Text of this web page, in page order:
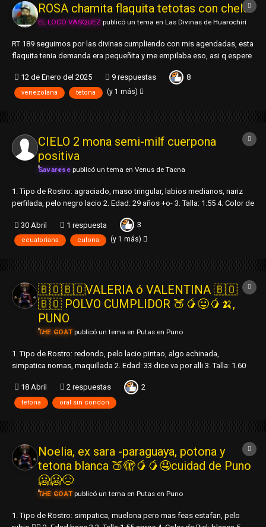
ROSA chamita flaquita tetotas con chele
EL LOCO VASQUEZ publicó un tema en Las Divinas de Huarochirí
RT 189 seguimos por las divinas cumpliendo con mis agendadas, esta
flaquita tenia demanda era pequeñita y me empilaba eso, asi q espere
ningun RT será q hay hermanos por aqui q tamb se guarda data bueno
empeezemos 1. Descripci...
12 de Enero del 2025 9 respuestas 8
venezolana tetona (y 1 más)
CIELO 2 mona semi-milf cuerpona
positiva
Savaresepublicó un tema en Venus de Tacna
1. Tipo de Rostro: agraciado, maso tringular, labios medianos, nariz
perfilada, pelo negro lacio 2. Edad: 29 años +o- 3. Talla: 1.55 4. Color de
maso con lipo / nop / talla m-g 6. Caderas / Culo / P...
30 Abril 1 respuesta 3
ecuatoriana culona (y 1 más)
🇧🇴🇧🇴VALERIA ó VALENTINA 🇧🇴
🇧🇴 POLVO CUMPLIDOR 🍑🥭😛🥭🍌,
PUNO
THE GOATpublicó un tema en Putas en Puno
1. Tipo de Rostro: redondo, pelo lacio pintao, algo achinada,
simpatica nomas, maquillada 2. Edad: 33 dice va por alli 3. Talla: 1.60
Senos: regular/silas/algodones/grandes 🥵 6. Caderas /
Culo/Piernas:r...
18 Abril 2 respuestas 2
tetona oral sin condon
Noelia, ex sara -paraguaya, potona y
tetona blanca 🍑🫣🥭🥭🤤cuidad de Puno
🥶🥶😖
THE GOATpublicó un tema en Putas en Puno
1. Tipo de Rostro: simpatica, muelona pero mas feas estafan, pelo